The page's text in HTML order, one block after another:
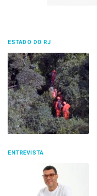
ESTADO DO RJ
ENTREVISTA